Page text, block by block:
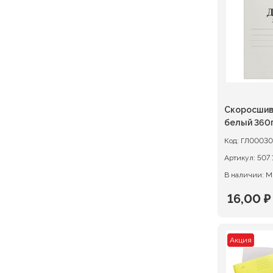
белый
Код:
Артикул:
В наличии:
20,00 ₽.
16,00 ₽
Текущая
16,00 ₽.
Акция